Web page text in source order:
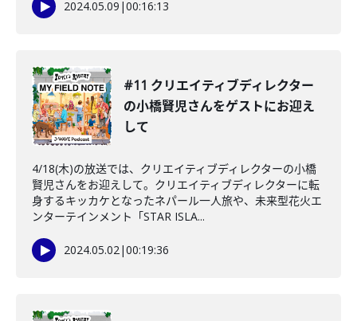
2024.05.09 |00:16:13
#11 クリエイティブディレクター
の小橋賢児さんをゲストにお迎え
して
4/18(木)の放送では、クリエイティブディレクターの小橋
賢児さんをお迎えして。クリエイティブディレクターに転
身するキッカケとなったネパール一人旅や、未来型花火エ
ンターテインメント「STAR ISLA...
2024.05.02|00:19:36